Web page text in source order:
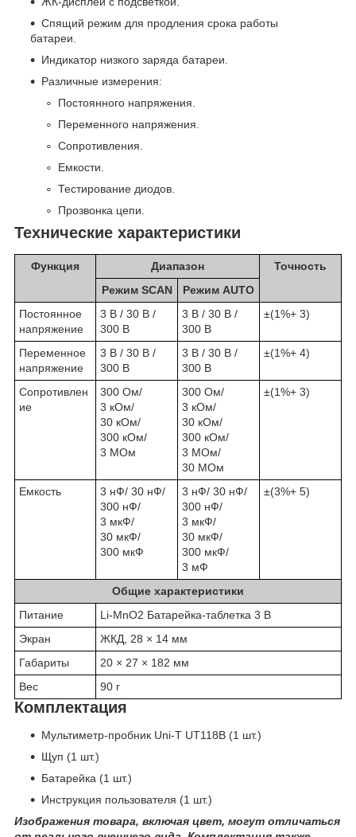
Спящий режим для продления срока работы
батареи.
Индикатор низкого заряда батареи.
Различные измерения:
Постоянного напряжения.
Переменного напряжения.
Сопротивления.
Емкости.
Тестирование диодов.
Прозвонка цепи.
Технические характеристики
Функция Диапазон
Точность
Режим SCAN
Режим AUTO
Постоянное
напряжение
3 В / 30 В /
300 В
3 В / 30 В /
300 В
±(1%+ 3)
Переменное
напряжение
3 В / 30 В /
300 В
3 В / 30 В /
300 В
±(1%+ 4)
Сопротивлен
ие
300 Ом/
3 кОм/
30 кОм/
300 кОм/
3 МОм
300 Ом/
3 кОм/
30 кОм/
300 кОм/
3 МОм/
30 МОм
±(1%+ 3)
Емкость
3 нФ/ 30 нФ/
300 нФ/
3 мкФ/
30 мкФ/
300 мкФ
3 нФ/ 30 нФ/
300 нФ/
3 мкФ/
30 мкФ/
300 мкФ/
3 мФ
±(3%+ 5)
Общие характеристики
Питание
Li-MnO2 Батарейка-таблетка 3 В
Экран
ЖКД, 28 × 14 мм
Габариты
20 × 27 × 182 мм
Вес
90 г
Комплектация
Мультиметр-пробник Uni-T UT118B (1 шт.)
Щуп (1 шт.)
Батарейка (1 шт.)
Инструкция пользователя (1 шт.)
Изображения товара, включая цвет, могут отличаться